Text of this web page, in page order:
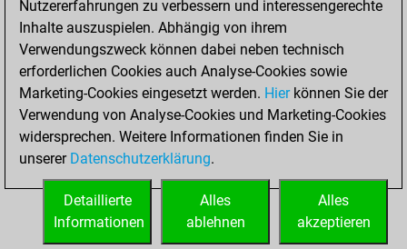
Bauer setzt Matt
Erstickte Matts
Unterverwandlungen
0
Türme auf der siebten
0
STARTSEITE
Nutzererfahrungen zu verbessern und interessengerechte
Inhalte auszuspielen. Abhängig von ihrem
Verwendungszweck können dabei neben technisch
erforderlichen Cookies auch Analyse-Cookies sowie
Marketing-Cookies eingesetzt werden. Hierkönnen Sie der
Verwendung von Analyse-Cookies und Marketing-Cookies
widersprechen. Weitere Informationen finden Sie in
unserer Datenschutzerklärung.
Alles
akzeptieren
Alles
ablehnen
Detaillierte
Informationen